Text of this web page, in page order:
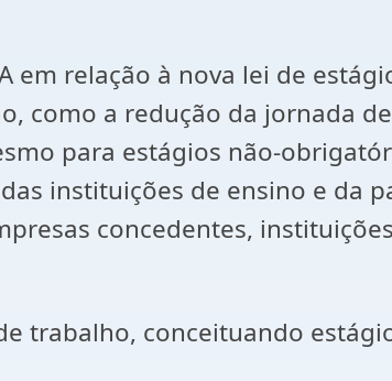
em relação à nova lei de
como a redução da jornada
para estágios não-
instituições de ensino e da
concedentes,
trabalho, conceituando